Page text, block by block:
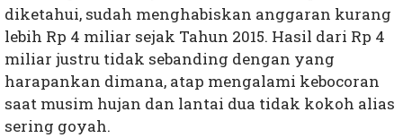
diketahui, sudah menghabiskan anggaran kurang
lebih Rp 4 miliar sejak Tahun 2015. Hasil dari Rp 4
miliar justru tidak sebanding dengan yang
harapankan dimana, atap mengalami kebocoran
saat musim hujan dan lantai dua tidak kokoh alias
sering goyah.